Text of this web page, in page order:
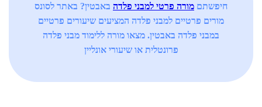
חיפשתם מורה פרטי למבני פלדה באבטין? באתר לסונס
מורים פרטיים למבני פלדה המציעים שיעורים פרטיים
במבני פלדה באבטין. מצאו מורה ללימוד מבני פלדה
פרונטלית או שיעורי אונליין